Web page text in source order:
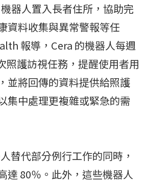
器人置入長者住所，協助完
資料收集與異常警報等任
報導，Cera 的機器人每週
照護訪視任務，提醒使用者用
並將回傳的資料提供給照護
集中處理更複雜或緊急的需
替代部分例行工作的同時，
達 80％。此外，這些機器人